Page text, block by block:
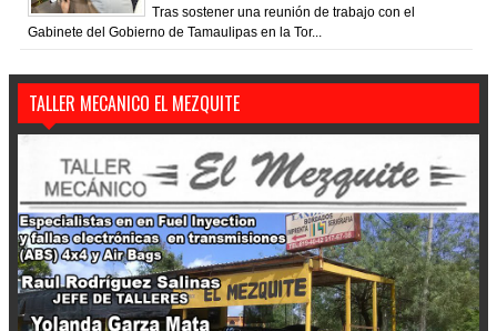
Tras sostener una reunión de trabajo con el
Gabinete del Gobierno de Tamaulipas en la Tor...
TALLER MECANICO EL MEZQUITE